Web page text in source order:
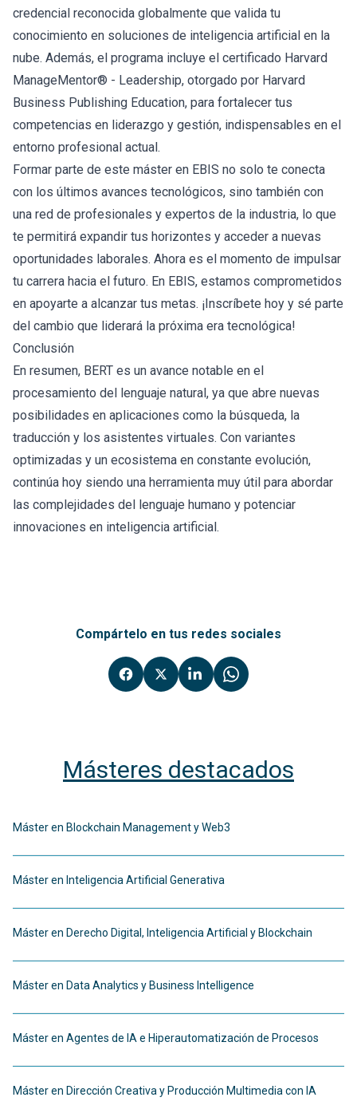
credencial reconocida globalmente que valida tu
conocimiento en soluciones de inteligencia artificial en la
nube. Además, el programa incluye el certificado Harvard
ManageMentor® - Leadership, otorgado por Harvard
Business Publishing Education, para fortalecer tus
competencias en liderazgo y gestión, indispensables en el
entorno profesional actual.
Formar parte de este máster en EBIS no solo te conecta
con los últimos avances tecnológicos, sino también con
una red de profesionales y expertos de la industria, lo que
te permitirá expandir tus horizontes y acceder a nuevas
oportunidades laborales. Ahora es el momento de impulsar
tu carrera hacia el futuro. En EBIS, estamos comprometidos
en apoyarte a alcanzar tus metas. ¡Inscríbete hoy y sé parte
del cambio que liderará la próxima era tecnológica!
Conclusión
En resumen, BERT es un avance notable en el
procesamiento del lenguaje natural, ya que abre nuevas
posibilidades en aplicaciones como la búsqueda, la
traducción y los asistentes virtuales. Con variantes
optimizadas y un ecosistema en constante evolución,
continúa hoy siendo una herramienta muy útil para abordar
las complejidades del lenguaje humano y potenciar
innovaciones en inteligencia artificial.
Compártelo en tus redes sociales
Másteres destacados
Máster en Blockchain Management y Web3
Máster en Inteligencia Artificial Generativa
Máster en Derecho Digital, Inteligencia Artificial y Blockchain
Máster en Data Analytics y Business Intelligence
Máster en Agentes de IA e Hiperautomatización de Procesos
Máster en Dirección Creativa y Producción Multimedia con IA